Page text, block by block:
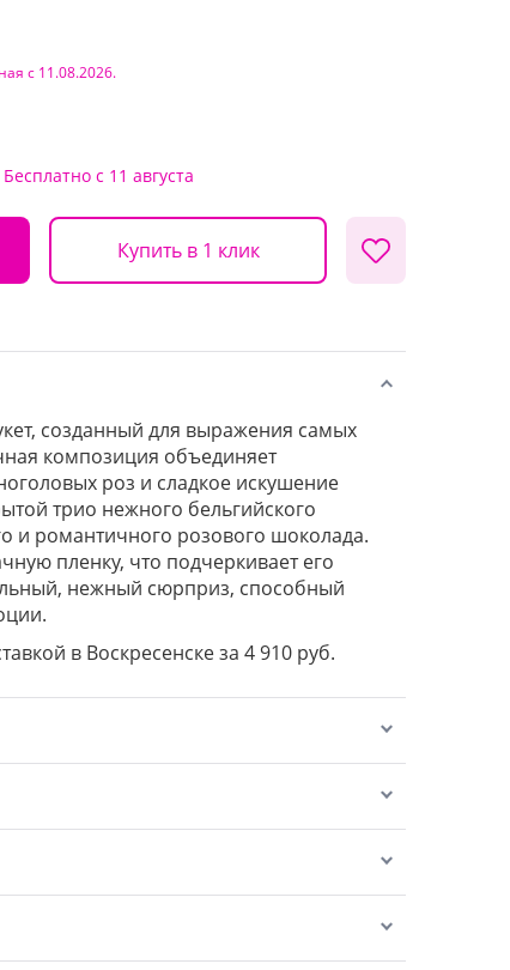
с 11.08.2026.
Бесплатно с 11 августа
Купить в 1 клик
созданный для выражения самых
композиция объединяет
роз и сладкое искушение
трио нежного бельгийского
и романтичного розового шоколада.
пленку, что подчеркивает его
нежный сюрприз, способный
в Воскресенске за 4 910 руб.